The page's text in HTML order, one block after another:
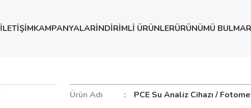
İLETİŞİMKAMPANYALARİNDİRİMLİ ÜRÜNLERÜRÜNÜMÜ BUL
Ürün Adı
PCE Su Analiz Cihazı /